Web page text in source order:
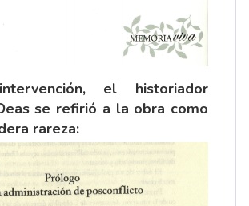
el historiador
se refirió a la obra como
rareza: